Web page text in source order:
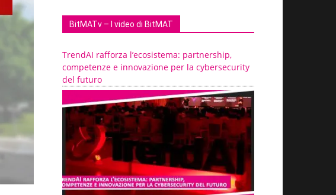
BitMATv – I video di BitMAT
TrendAI rafforza l’ecosistema: partnership,
competenze e innovazione per la cybersecurity
del futuro